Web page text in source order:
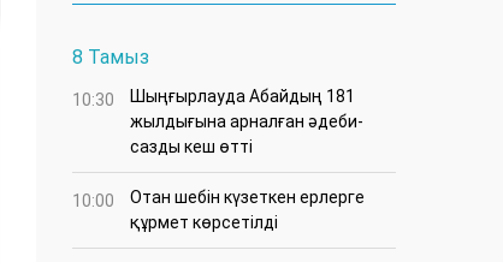
8 Тамыз
10:30
Шыңғырлауда Абайдың 181
жылдығына арналған әдеби-
сазды кеш өтті
10:00
Отан шебін күзеткен ерлерге
құрмет көрсетілді